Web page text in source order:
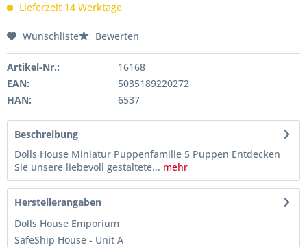
Lieferzeit 14 Werktage
Wunschliste Bewerten
Artikel-Nr.:
16168
EAN:
5035189220272
HAN:
6537
Beschreibung
Dolls House Miniatur Puppenfamilie 5 Puppen Entdecken
Sie unsere liebevoll gestaltete... mehr
Herstellerangaben
Dolls House Emporium
SafeShip House - Unit A